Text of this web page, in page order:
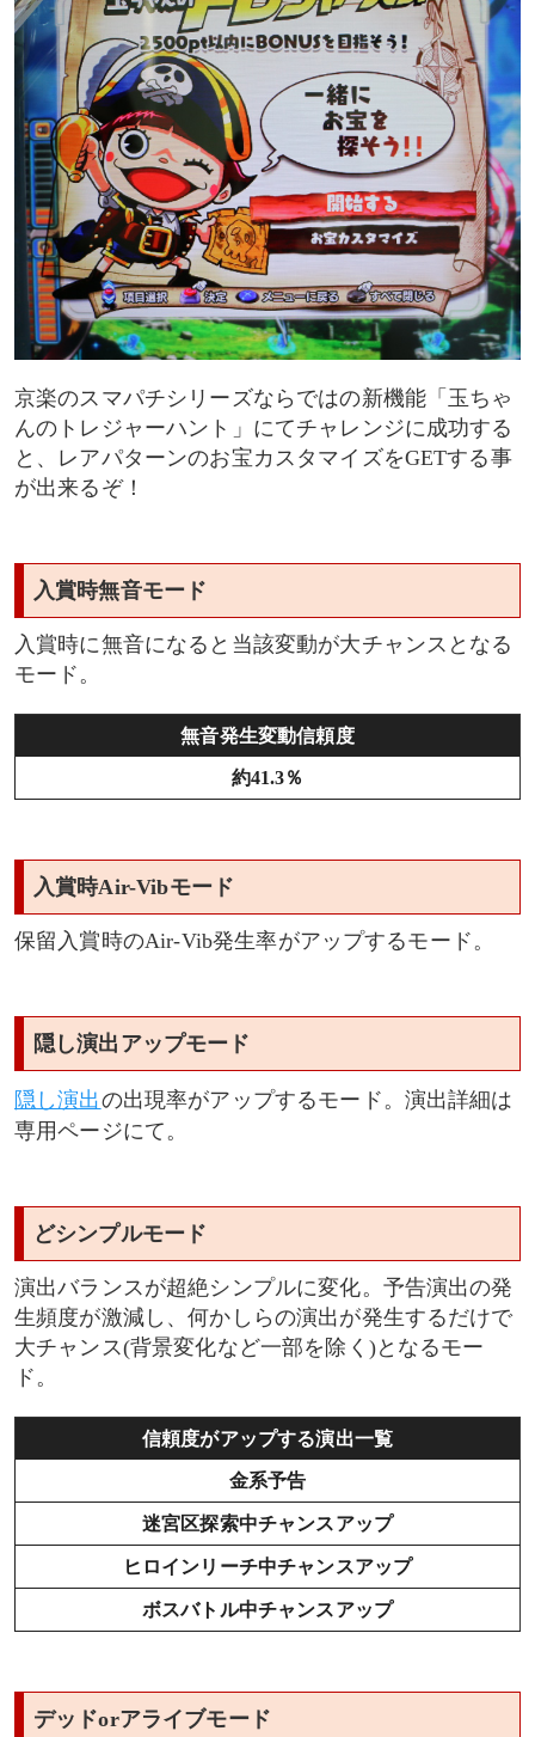
京楽のスマパチシリーズならではの新機能「玉ちゃ
んのトレジャーハント」にてチャレンジに成功する
と、レアパターンのお宝カスタマイズをGETする事
が出来るぞ！
入賞時無音モード
入賞時に無音になると当該変動が大チャンスとなる
モード。
無音発生変動信頼度
約41.3％
入賞時Air-Vibモード
保留入賞時のAir-Vib発生率がアップするモード。
隠し演出アップモード
隠し演出の出現率がアップするモード。演出詳細は
専用ページにて。
どシンプルモード
演出バランスが超絶シンプルに変化。予告演出の発
生頻度が激減し、何かしらの演出が発生するだけで
大チャンス(背景変化など一部を除く)となるモー
ド。
信頼度がアップする演出一覧
金系予告
迷宮区探索中チャンスアップ
ヒロインリーチ中チャンスアップ
ボスバトル中チャンスアップ
デッドorアライブモード